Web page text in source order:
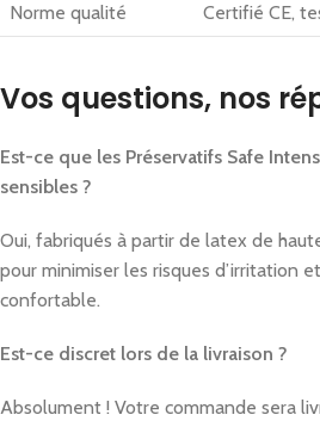
Norme qualité Certifié CE,
Vos questions, nos
Est-ce que les Préservatifs Safe
sensibles ?
Oui, fabriqués à partir de latex de
pour minimiser les risques d’irritation
confortable.
Est-ce discret lors de la livraison ?
Absolument ! Votre commande sera